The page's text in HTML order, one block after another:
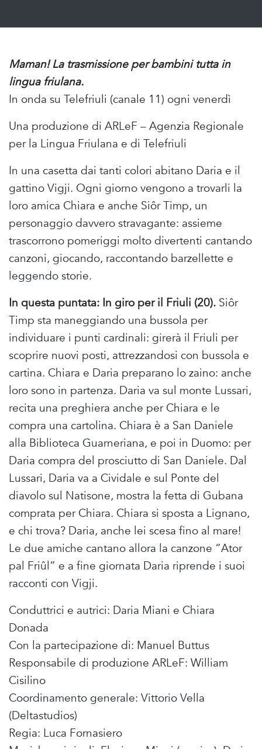
Maman! La trasmissione per bambini tutta in
lingua friulana.
In onda su Telefriuli (canale 11) ogni venerdì
Una produzione di ARLeF – Agenzia Regionale
per la Lingua Friulana e di Telefriuli
In una casetta dai tanti colori abitano Daria e il
gattino Vigji. Ogni giorno vengono a trovarli la
loro amica Chiara e anche Siôr Timp, un
personaggio davvero stravagante: assieme
trascorrono pomeriggi molto divertenti cantando
canzoni, giocando, raccontando barzellette e
leggendo storie.
In questa puntata: In giro per il Friuli (20). Siôr
Timp sta maneggiando una bussola per
individuare i punti cardinali: girerà il Friuli per
scoprire nuovi posti, attrezzandosi con bussola e
cartina. Chiara e Daria preparano lo zaino: anche
loro sono in partenza. Daria va sul monte Lussari,
recita una preghiera anche per Chiara e le
compra una cartolina. Chiara è a San Daniele
alla Biblioteca Guarneriana, e poi in Duomo: per
Daria compra del prosciutto di San Daniele. Dal
Lussari, Daria va a Cividale e sul Ponte del
diavolo sul Natisone, mostra la fetta di Gubana
comprata per Chiara. Chiara si sposta a Lignano,
e chi trova? Daria, anche lei scesa fino al mare!
Le due amiche cantano allora la canzone “Ator
pal Friûl” e a fine giornata Daria riprende i suoi
racconti con Vigji.
Conduttrici e autrici: Daria Miani e Chiara
Donada
Con la partecipazione di: Manuel Buttus
Responsabile di produzione ARLeF: William
Cisilino
Coordinamento generale: Vittorio Vella
(Deltastudios)
Regia: Luca Fornasiero